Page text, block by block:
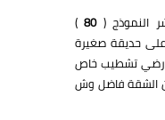
النموذج (80
)
حديقة صغيرة
الأرضي تشطيب خاص
و اول سكن الشقة فاضل وش